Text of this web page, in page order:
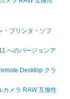
・プリンタ・ソフ
へのバージョンア
Desktop クラ
カメラ RAW 互換性